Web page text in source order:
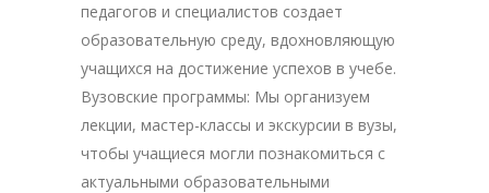
педагогов и специалистов создает
образовательную среду, вдохновляющую
учащихся на достижение успехов в учебе.
Вузовские программы: Мы организуем
лекции, мастер-классы и экскурсии в вузы,
чтобы учащиеся могли познакомиться с
актуальными образовательными